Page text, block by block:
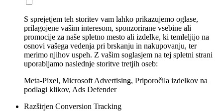
S sprejetjem teh storitev vam lahko prikazujemo oglase,
prilagojene vašim interesom, sponzorirane vsebine ali
promocije za naše spletno mesto ali izdelke, ki temleljijo na
osnovi vašega vedenja pri brskanju in nakupovanju, ter
merimo njihov uspeh. Z vašim soglasjem na tej spletni strani
uporabljamo naslednje storitve tretjih oseb:
Meta-Pixel, Microsoft Advertising, Priporočila izdelkov na
podlagi klikov, Ads Defender
Razširjen Conversion Tracking